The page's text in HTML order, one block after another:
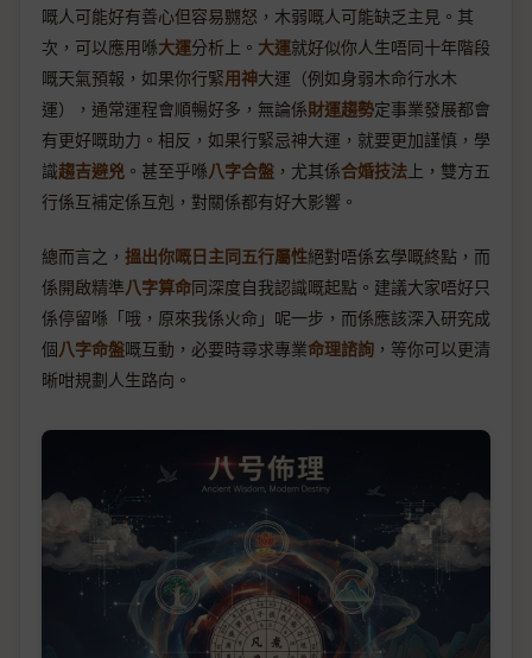
嘅人可能好有善心但容易嬲怒，木弱嘅人可能缺乏主見。其
次，可以應用喺大運分析上。 大運就好似你人生唔同十年階段
嘅天氣預報，如果你行緊用神大運（例如身弱木命行水木
運），通常運程會順暢好多，無論係財運趨勢定事業發展都會
有更好嘅助力。相反，如果行緊忌神大運，就要更加謹慎，學
識趨吉避兇 。甚至乎喺八字合盤 ，尤其係合婚技法 上，雙方五
行係互補定係互剋，對關係都有好大影響。
總而言之， 搵出你嘅日主同五行屬性絕對唔係玄學嘅終點，而
係開啟精準八字算命同深度自我認識嘅起點。建議大家唔好只
係停留喺「哦，原來我係火命」呢一步，而係應該深入研究成
個八字命盤嘅互動，必要時尋求專業命理諮詢 ，等你可以更清
晰咁規劃人生路向。